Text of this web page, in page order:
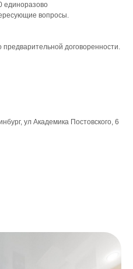
единоразово
вопросы.
договоренности.
ул Академика Постовского, 6